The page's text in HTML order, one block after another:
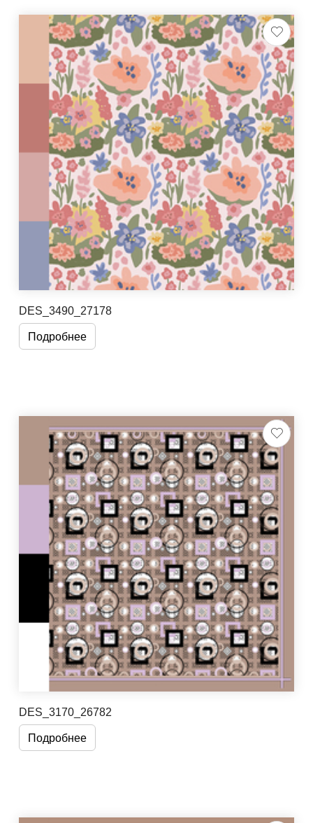
DES_3490_27178
Подробнее
DES_3170_26782
Подробнее